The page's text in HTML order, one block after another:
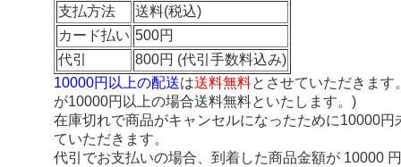
支払方法
送料(税込)
カード払い 500円
代引
800円 (代引手数料込み)
10000円以上の配送は送料無料とさせていただきま
が10000円以上の場合送料無料といたします。)
在庫切れで商品がキャンセルになったために10000
ていただきます。
代引でお支払いの場合、到着した商品金額が 10000